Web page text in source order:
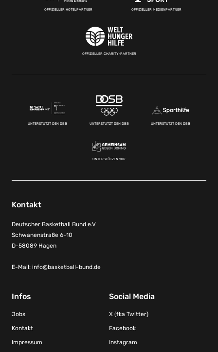
OFFIZIELLER HOTELPARTNER OFFIZIELLER MEDIENPARTNER
OFFIZIELLER CHARITY-PARTNER
UNTERSTÜTZT DEN DBB UNTERSTÜTZT DEN DBB UNTERSTÜTZT DEN DBB
UNTERSTÜTZEN WIR
Kontakt
Deutscher Basketball Bund e.V
Schwanenstraße 6-10
D-58089 Hagen
E-Mail: info@basketball-bund.de
Infos
Jobs
Kontakt
Impressum
Social Media
X (fka Twitter)
Facebook
Instagram